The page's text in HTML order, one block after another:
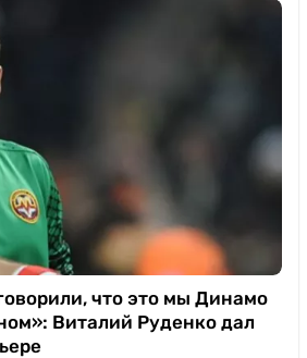
что это мы Динамо
Виталий Руденко дал